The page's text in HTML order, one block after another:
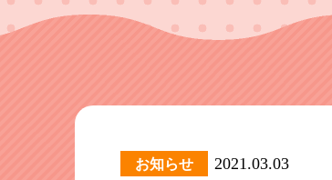
お知らせ 2021.03.03